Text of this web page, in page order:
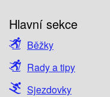
Hlavní sekce
Běžky
Rady a tipy
Sjezdovky